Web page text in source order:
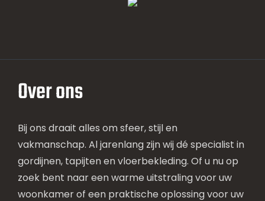
Over ons
Bij ons draait alles om sfeer, stijl en
vakmanschap. Al jarenlang zijn wij dé specialist in
gordijnen, tapijten en vloerbekleding. Of u nu op
zoek bent naar een warme uitstraling voor uw
woonkamer of een praktische oplossing voor uw